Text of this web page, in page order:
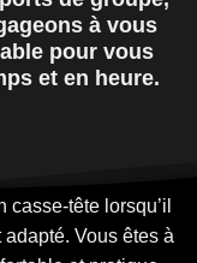
à vous
pour vous
et en heure.
tête lorsqu’il
adapté. Vous êtes à